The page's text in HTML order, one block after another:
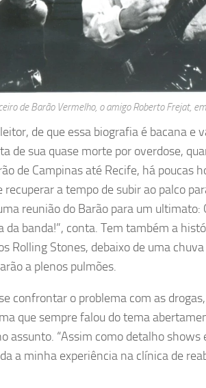
de Barão Vermelho, o amigo Roberto Frejat,
de que essa biografia é bacana e
de sua quase morte por overdose,
de Campinas até Recife, há poucas
recuperar a tempo de subir ao palco
reunião do Barão para um ultimato:
da banda!”, conta. Tem também a
Rolling Stones, debaixo de uma
a plenos pulmões.
confrontar o problema com as
que sempre falou do tema
assunto. “Assim como detalho
a minha experiência na clínica de